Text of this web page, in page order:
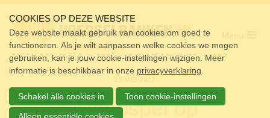
links
over
Spring
naar
de
Spring
naar
Pompspel op
Home
Pakket
Doneren
Vrijwilligers
COOKIES OP DEZE WEBSITE
Deze website maakt gebruik van cookies om goed te
functioneren. Als je wilt aanpassen welke cookies we mogen
gebruiken, kan je jouw cookie-instellingen wijzigen. Meer
informatie is beschikbaar in onze privacyverklaring
Schakel alle cookies in Toon cookie-instellingen